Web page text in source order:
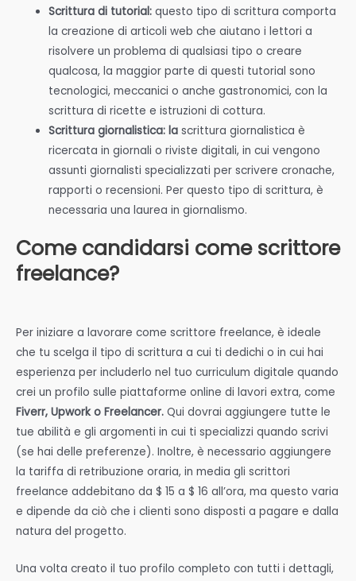
Scrittura di tutorial:questo tipo di scrittura comporta
la creazione di articoli web che aiutano i lettori a
risolvere un problema di qualsiasi tipo o creare
qualcosa, la maggior parte di questi tutorial sono
tecnologici, meccanici o anche gastronomici, con la
scrittura di ricette e istruzioni di cottura.
Scrittura giornalistica: la scrittura giornalistica è
ricercata in giornali o riviste digitali, in cui vengono
assunti giornalisti specializzati per scrivere cronache,
rapporti o recensioni. Per questo tipo di scrittura, è
necessaria una laurea in giornalismo.
Come candidarsi come scrittore
freelance?
Per iniziare a lavorare come scrittore freelance, è ideale
che tu scelga il tipo di scrittura a cui ti dedichi o in cui hai
esperienza per includerlo nel tuo curriculum digitale quando
crei un profilo sulle piattaforme online di lavori extra, come
Fiverr, Upwork o Freelancer. Qui dovrai aggiungere tutte le
tue abilità e gli argomenti in cui ti specializzi quando scrivi
(se hai delle preferenze). Inoltre, è necessario aggiungere
la tariffa di retribuzione oraria, in media gli scrittori
freelance addebitano da $ 15 a $ 16 all’ora, ma questo varia
e dipende da ciò che i clienti sono disposti a pagare e dalla
natura del progetto.
Una volta creato il tuo profilo completo con tutti i dettagli,